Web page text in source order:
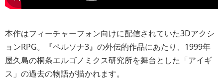
本作はフィーチャーフォン向けに配信されていた3Dアクシ
ョンRPG。『ペルソナ3』の外伝的作品にあたり、1999年
屋久島の桐条エルゴノミクス研究所を舞台とした「アイギ
ス」の過去の物語が描かれます。